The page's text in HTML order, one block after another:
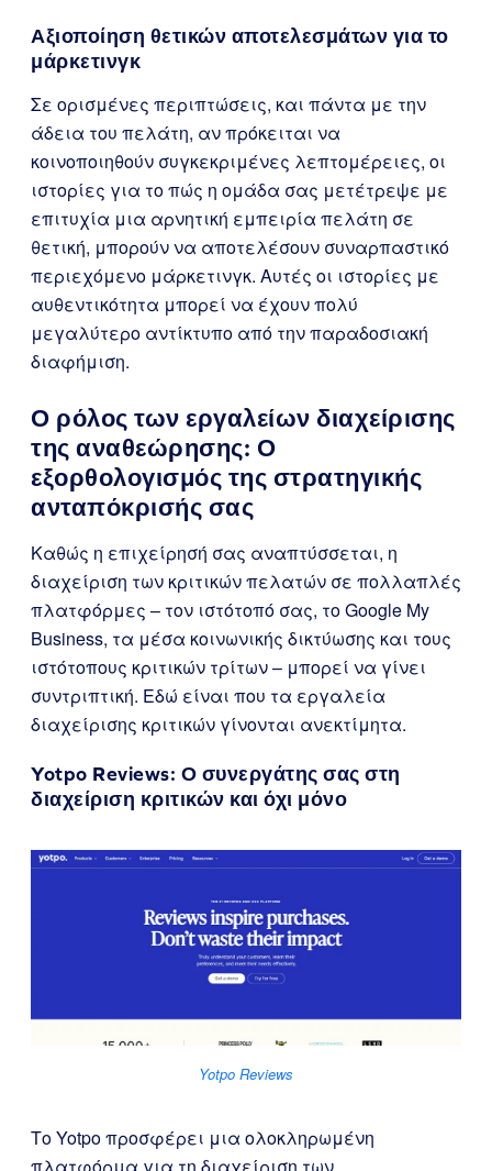
Αξιοποίηση θετικών αποτελεσμάτων για το
μάρκετινγκ
Σε ορισμένες περιπτώσεις, και πάντα με την
άδεια του πελάτη, αν πρόκειται να
κοινοποιηθούν συγκεκριμένες λεπτομέρειες, οι
ιστορίες για το πώς η ομάδα σας μετέτρεψε με
επιτυχία μια αρνητική εμπειρία πελάτη σε
θετική, μπορούν να αποτελέσουν συναρπαστικό
περιεχόμενο μάρκετινγκ. Αυτές οι ιστορίες με
αυθεντικότητα μπορεί να έχουν πολύ
μεγαλύτερο αντίκτυπο από την παραδοσιακή
διαφήμιση.
Ο ρόλος των εργαλείων διαχείρισης
της αναθεώρησης: Ο
εξορθολογισμός της στρατηγικής
ανταπόκρισής σας
Καθώς η επιχείρησή σας αναπτύσσεται, η
διαχείριση των κριτικών πελατών σε πολλαπλές
πλατφόρμες – τον ιστότοπό σας, το Google My
Business, τα μέσα κοινωνικής δικτύωσης και τους
ιστότοπους κριτικών τρίτων – μπορεί να γίνει
συντριπτική. Εδώ είναι που τα εργαλεία
διαχείρισης κριτικών γίνονται ανεκτίμητα.
Yotpo Reviews: Ο συνεργάτης σας στη
διαχείριση κριτικών και όχι μόνο
Yotpo Reviews
Το Yotpo προσφέρει μια ολοκληρωμένη